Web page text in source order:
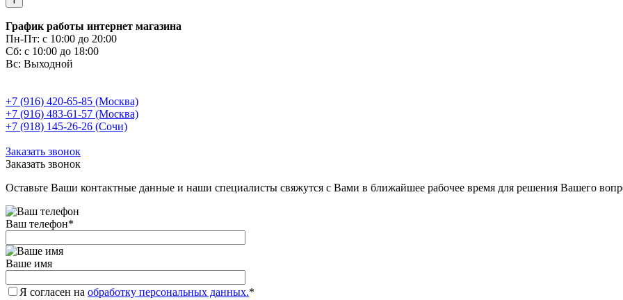
График работы интернет магазина
Пн-Пт: с 10:00 до 20:00
Сб: с 10:00 до 18:00
Вс: Выходной
+7 (916) 420-65-85 (Москва)
+7 (916) 483-61-57 (Москва)
+7 (918) 145-26-26 (Сочи)
Заказать звонок
Заказать звонок
Оставьте Ваши контактные данные и наши специалисты свяжутся с Вами в ближайшее рабочее время для решения Вашего
Ваш телефон*
Ваше имя
Я согласен на обработку персональных данных.*